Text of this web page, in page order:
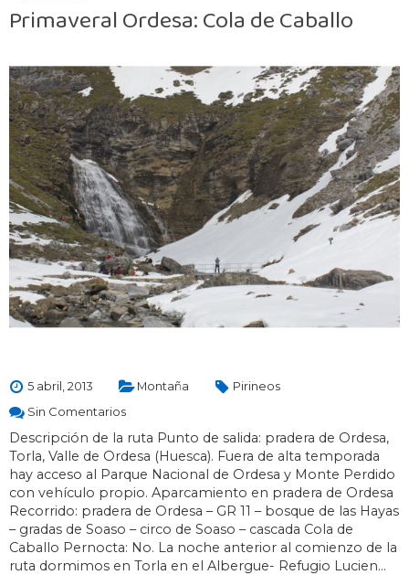
Primaveral Ordesa: Cola de Caballo
5 abril, 2013 Montaña
Pirineos
Sin Comentarios
Descripción de la ruta Punto de salida: pradera de Ordesa,
Torla, Valle de Ordesa (Huesca). Fuera de alta temporada
hay acceso al Parque Nacional de Ordesa y Monte Perdido
con vehículo propio. Aparcamiento en pradera de Ordesa
Recorrido: pradera de Ordesa – GR 11 – bosque de las Hayas
– gradas de Soaso – circo de Soaso – cascada Cola de
Caballo Pernocta: No. La noche anterior al comienzo de la
ruta dormimos en Torla en el Albergue- Refugio Lucien…